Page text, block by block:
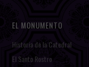
EL MONUMENTO
Historia de la Catedral
El Santo Rostro